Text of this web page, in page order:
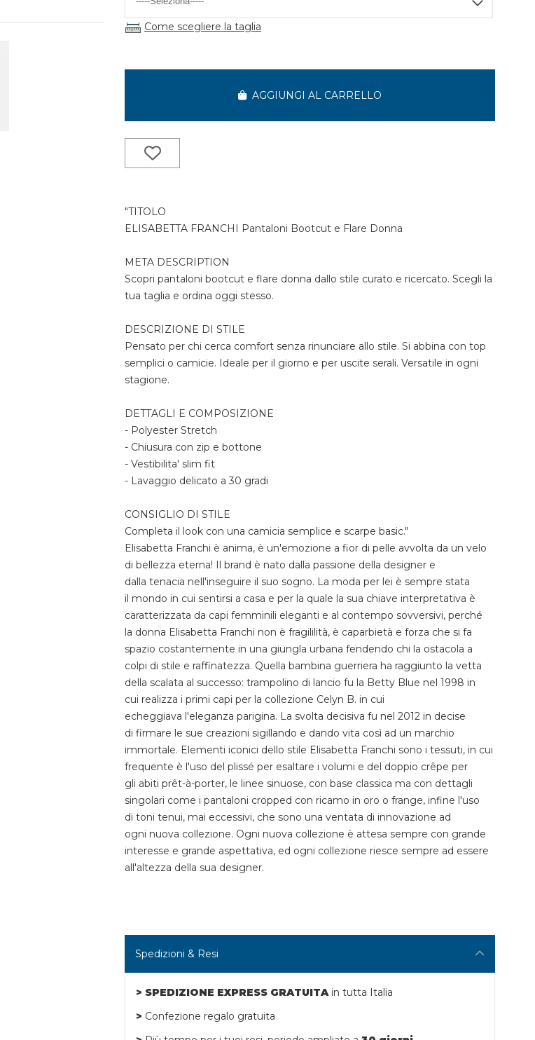
Come scegliere la taglia
AGGIUNGI AL CARRELLO
"TITOLO
ELISABETTA FRANCHI Pantaloni Bootcut e Flare Donna
META DESCRIPTION
Scopri pantaloni bootcut e flare donna dallo stile curato e ricercato. Scegli la
tua taglia e ordina oggi stesso.
DESCRIZIONE DI STILE
Pensato per chi cerca comfort senza rinunciare allo stile. Si abbina con top
semplici o camicie. Ideale per il giorno e per uscite serali. Versatile in ogni
stagione.
DETTAGLI E COMPOSIZIONE
- Polyester Stretch
- Chiusura con zip e bottone
- Vestibilita' slim fit
- Lavaggio delicato a 30 gradi
CONSIGLIO DI STILE
Completa il look con una camicia semplice e scarpe basic."
Elisabetta Franchi è anima, è un'emozione a fior di pelle avvolta da un velo
di bellezza eterna! Il brand è nato dalla passione della designer e
dalla tenacia nell'inseguire il suo sogno. La moda per lei è sempre stata
il mondo in cui sentirsi a casa e per la quale la sua chiave interpretativa è
caratterizzata da capi femminili eleganti e al contempo sovversivi, perché
la donna Elisabetta Franchi non è fragililità, è caparbietà e forza che si fa
spazio costantemente in una giungla urbana fendendo chi la ostacola a
colpi di stile e raffinatezza. Quella bambina guerriera ha raggiunto la vetta
della scalata al successo: trampolino di lancio fu la Betty Blue nel 1998 in
cui realizza i primi capi per la collezione Celyn B. in cui
echeggiava l'eleganza parigina. La svolta decisiva fu nel 2012 in decise
di firmare le sue creazioni sigillando e dando vita così ad un marchio
immortale. Elementi iconici dello stile Elisabetta Franchi sono i tessuti, in cui
frequente è l'uso del plissé per esaltare i volumi e del doppio crêpe per
gli abiti prêt-à-porter, le linee sinuose, con base classica ma con dettagli
singolari come i pantaloni cropped con ricamo in oro o frange, infine l'uso
di toni tenui, mai eccessivi, che sono una ventata di innovazione ad
ogni nuova collezione. Ogni nuova collezione è attesa sempre con grande
interesse e grande aspettativa, ed ogni collezione riesce sempre ad essere
all'altezza della sua designer.
Spedizioni & Resi
> SPEDIZIONE EXPRESS GRATUITAin tutta Italia
> Confezione regalo gratuita